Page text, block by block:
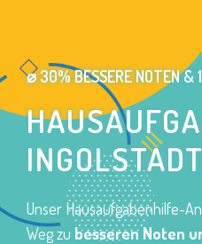
⌀ 30% BESSERE NOTEN &
INGOLSTADT
Unser Hausaufgabenhilfe-
Weg zu besseren Noten